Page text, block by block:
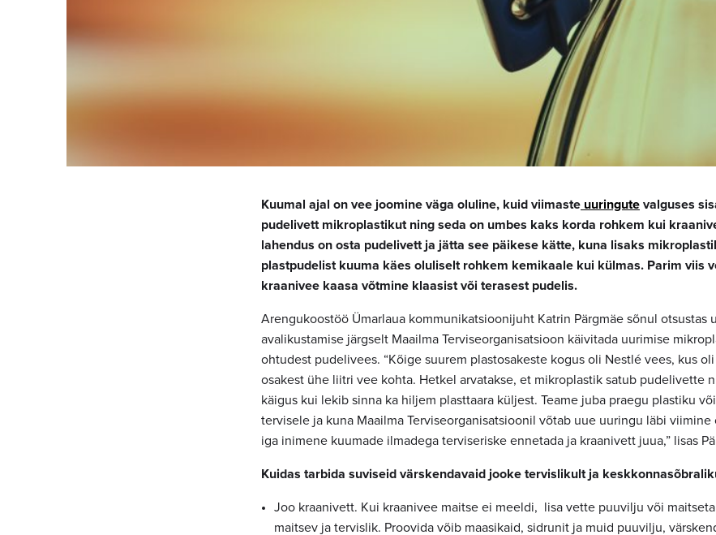
Kuumal ajal on vee joomine väga oluline, kuid viimaste uuringute valguses
pudelivett mikroplastikut ning seda on umbes kaks korda rohkem kui
lahendus on osta pudelivett ja jätta see päikese kätte, kuna lisaks
plastpudelist kuuma käes oluliselt rohkem kemikaale kui külmas. Parim viis
kraanivee kaasa võtmine klaasist või terasest pudelis.
Arengukoostöö Ümarlaua kommunikatsioonijuht Katrin Pärgmäe sõnul otsustas
avalikustamise järgselt Maailma Terviseorganisatsioon käivitada uurimise
ohtudest pudelivees. “Kõige suurem plastosakeste kogus oli Nestlé vees, kus
osakest ühe liitri vee kohta. Hetkel arvatakse, et mikroplastik satub pudelivette
käigus kui lekib sinna ka hiljem plasttaara küljest. Teame juba praegu plastiku
tervisele ja kuna Maailma Terviseorganisatsioonil võtab uue uuringu läbi viimine
iga inimene kuumade ilmadega terviseriske ennetada ja kraanivett juua,” lisas
Kuidas tarbida suviseid värskendavaid jooke tervislikult ja
Joo kraanivett. Kui kraanivee maitse ei meeldi, lisa vette puuvilju või
maitsev ja tervislik. Proovida võib maasikaid, sidrunit ja muid puuvilju,